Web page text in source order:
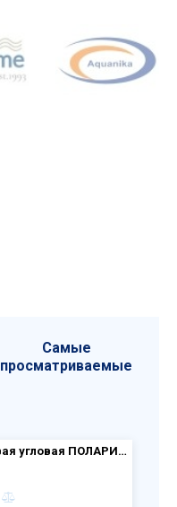
Самые
просматриваемые
Ванна акриловая угловая ПОЛАРИС-2 155х155 см +фронтальная панель+слив-перелив+каркас